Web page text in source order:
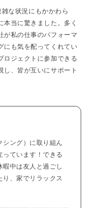
な状況にもかかわら
当に驚きました。多く
が私の仕事のパフォーマ
にも気を配ってくれてい
ロジェクトに参加できる
し、皆が互いにサポート
シング）に取り組ん
っています！できる
中は友人と過ごし
、家でリラックス